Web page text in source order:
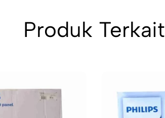
Produk Terkait